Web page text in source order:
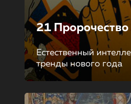
21
Естественный
тренды нового года